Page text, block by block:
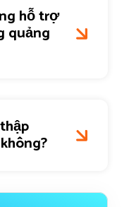
hỗ trợ
quảng